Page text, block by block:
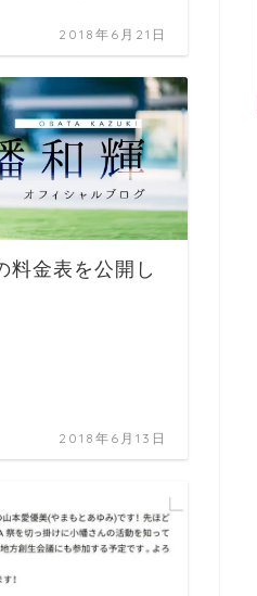
2018年6月21日
料金表を公開し
2018年6月13日